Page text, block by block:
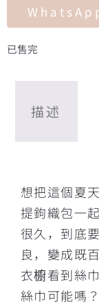
已售完
描述
想把這個夏
提鉤織包一
很久，到底
良，變成既
衣櫥看到絲
絲巾可能嗎